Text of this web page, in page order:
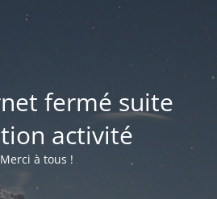
fermé suite
activité
Merci à tous !